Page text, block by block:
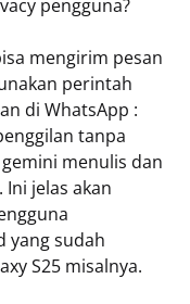
pengguna?
mengirim pesan
perintah
di WhatsApp :
tanpa
menulis dan
jelas akan
yang sudah
S25 misalnya.